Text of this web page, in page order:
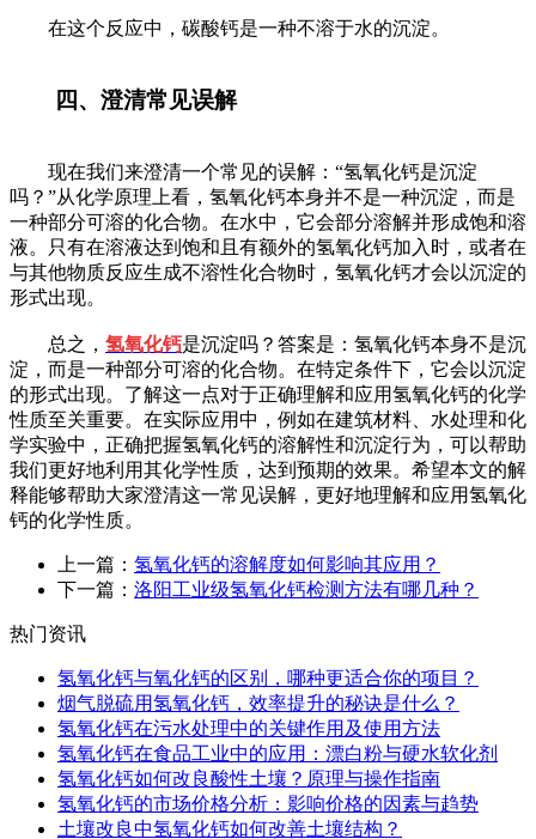
在这个反应中，碳酸钙是一种不溶于水的沉淀。
四、澄清常见误解
现在我们来澄清一个常见的误解：“氢氧化钙是沉淀
吗？”从化学原理上看，氢氧化钙本身并不是一种沉淀，而是
一种部分可溶的化合物。在水中，它会部分溶解并形成饱和溶
液。只有在溶液达到饱和且有额外的氢氧化钙加入时，或者在
与其他物质反应生成不溶性化合物时，氢氧化钙才会以沉淀的
形式出现。
总之， 氢氧化钙是沉淀吗？答案是：氢氧化钙本身不是沉
淀，而是一种部分可溶的化合物。在特定条件下，它会以沉淀
的形式出现。了解这一点对于正确理解和应用氢氧化钙的化学
性质至关重要。在实际应用中，例如在建筑材料、水处理和化
学实验中，正确把握氢氧化钙的溶解性和沉淀行为，可以帮助
我们更好地利用其化学性质，达到预期的效果。希望本文的解
释能够帮助大家澄清这一常见误解，更好地理解和应用氢氧化
钙的化学性质。
上一篇： 氢氧化钙的溶解度如何影响其应用？
下一篇： 洛阳工业级氢氧化钙检测方法有哪几种？
热门资讯
氢氧化钙与氧化钙的区别，哪种更适合你的项目？
烟气脱硫用氢氧化钙，效率提升的秘诀是什么？
氢氧化钙在污水处理中的关键作用及使用方法
氢氧化钙在食品工业中的应用：漂白粉与硬水软化剂
氢氧化钙如何改良酸性土壤？原理与操作指南
氢氧化钙的市场价格分析：影响价格的因素与趋势
土壤改良中氢氧化钙如何改善土壤结构？